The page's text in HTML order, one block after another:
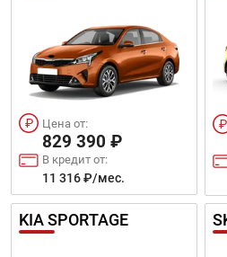
Цена от:
829 390 ₽
В кредит от:
11 316 ₽/мес.
KIA SPORTAGE